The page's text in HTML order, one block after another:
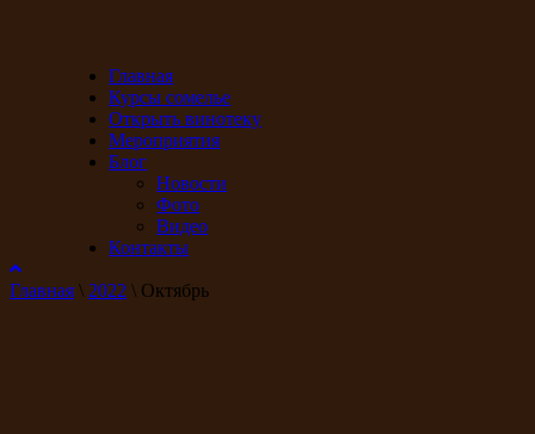
Главная
Курсы сомелье
Открыть винотеку
Мероприятия
Блог
Новости
Фото
Видео
Контакты
Главная \ 2022 \ Октябрь